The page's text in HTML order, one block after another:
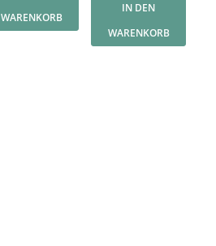
WARENKORB
IN DEN
WARENKORB